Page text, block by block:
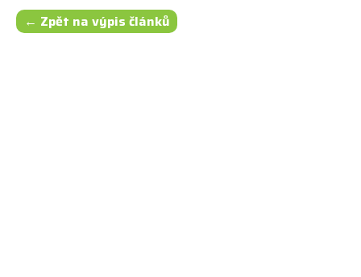
← Zpět na výpis článků